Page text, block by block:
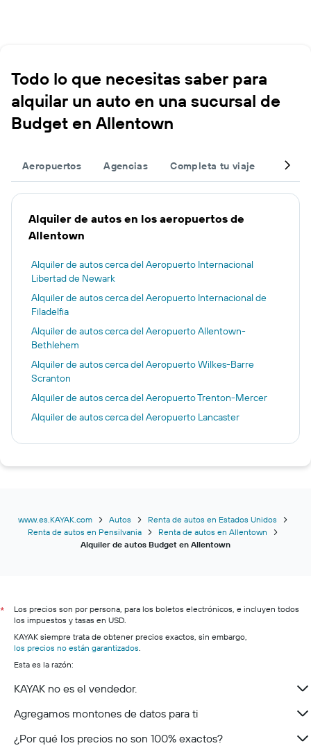
Todo lo que necesitas saber para
alquilar un auto en una sucursal de
Budget en Allentown
Aeropuertos Agencias Completa tu viaje Otros
Alquiler de autos en los aeropuertos de
Allentown
Alquiler de autos cerca del Aeropuerto Internacional
Libertad de Newark
Alquiler de autos cerca del Aeropuerto Internacional de
Filadelfia
Alquiler de autos cerca del Aeropuerto Allentown-
Bethlehem
Alquiler de autos cerca del Aeropuerto Wilkes-Barre
Scranton
Alquiler de autos cerca del Aeropuerto Trenton-Mercer
Alquiler de autos cerca del Aeropuerto Lancaster
www.es.KAYAK.com Autos
Renta de autos en Estados Unidos
Renta de autos en Pensilvania
Renta de autos en Allentown
Alquiler de autos Budget en Allentown
*
Los precios son por persona, para los boletos electrónicos, e incluyen todos
los impuestos y tasas en USD.
KAYAK siempre trata de obtener precios exactos, sin embargo,
los precios no están garantizados
Esta es la razón:
KAYAK no es el vendedor.
Agregamos montones de datos para ti
¿Por qué los precios no son 100% exactos?